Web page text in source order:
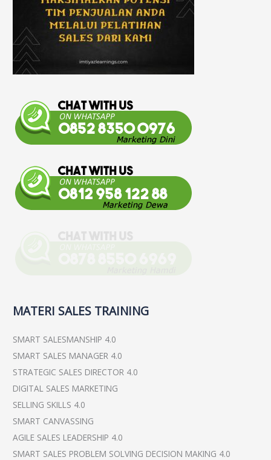
MATERI SALES TRAINING
SMART SALESMANSHIP 4.0
SMART SALES MANAGER 4.0
STRATEGIC SALES DIRECTOR 4.0
DIGITAL SALES MARKETING
SELLING SKILLS 4.0
SMART CANVASSING
AGILE SALES LEADERSHIP 4.0
SMART SALES PROBLEM SOLVING DECISION MAKING 4.0